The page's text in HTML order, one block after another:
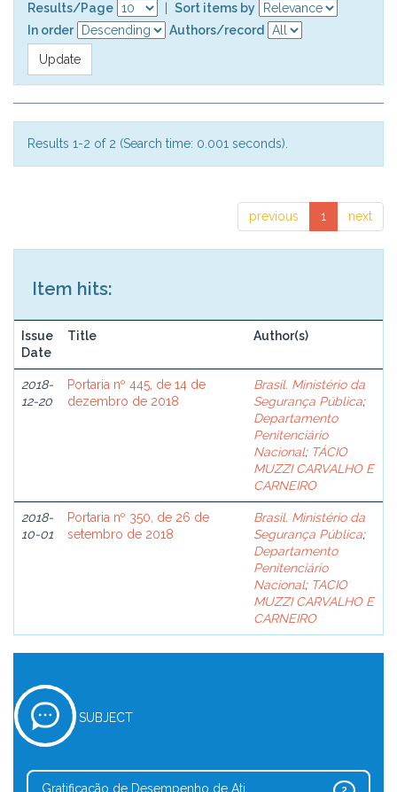
Results/Page
Sort items by
In order
Authors/record
Results 1-2 of 2 (Search time: 0.001 seconds).
previous 1 next
Item hits:
Issue
Date
Title Author(s)
2018-
12-20
Portaria nº 445, de 14 de
dezembro de 2018
Brasil. Ministério da
Segurança Pública;
Departamento
Penitenciário
Nacional; TÁCIO
MUZZI CARVALHO E
CARNEIRO
2018-
10-01
Portaria nº 350, de 26 de
setembro de 2018
Brasil. Ministério da
Segurança Pública;
Departamento
Penitenciário
Nacional; TACIO
MUZZI CARVALHO E
CARNEIRO
SUBJECT
Gratificação de Desempenho de Ati...